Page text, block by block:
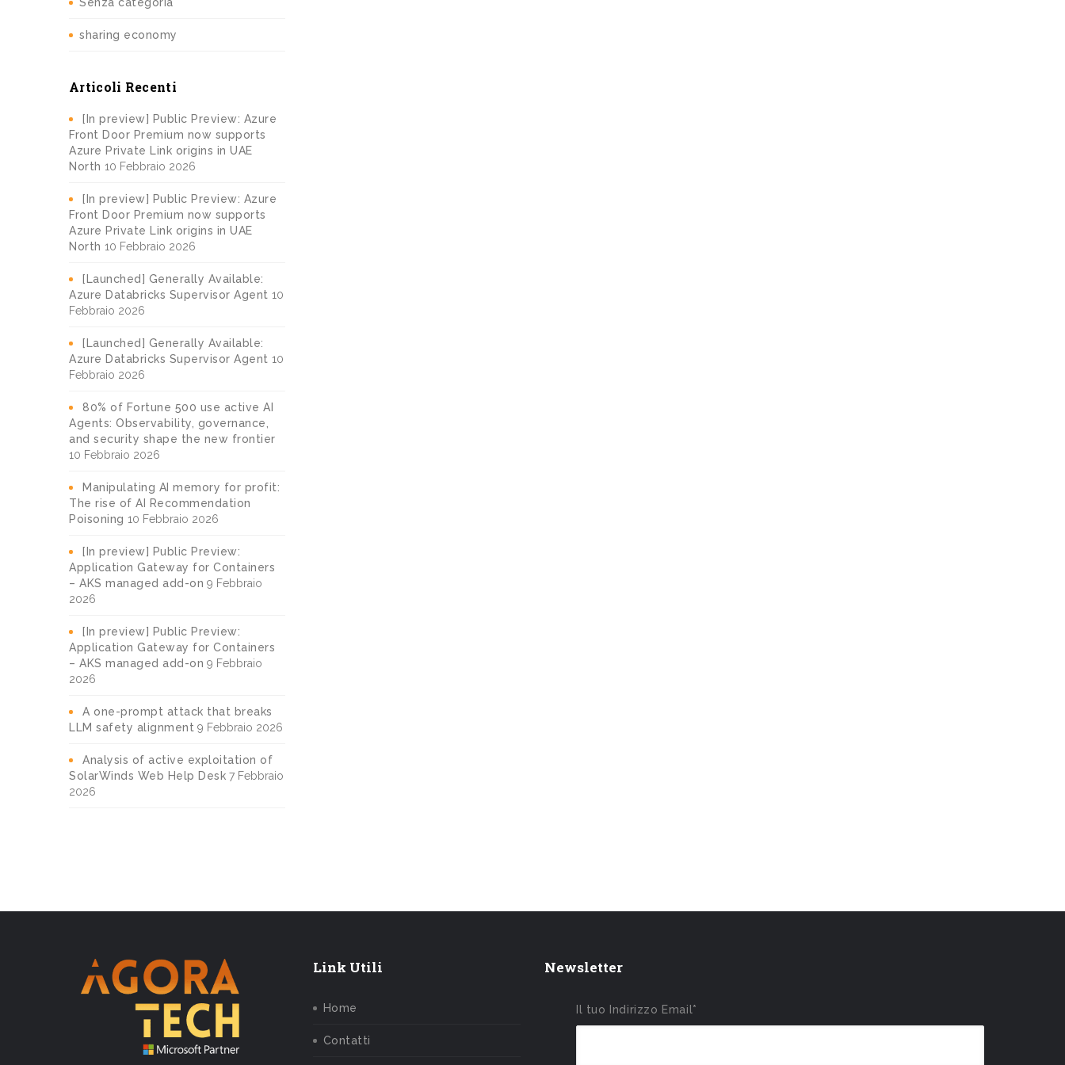
sharing economy
Articoli Recenti
[In preview] Public Preview: Azure
Front Door Premium now supports
Azure Private Link origins in UAE
North 10 Febbraio 2026
[In preview] Public Preview: Azure
Front Door Premium now supports
Azure Private Link origins in UAE
North 10 Febbraio 2026
[Launched] Generally Available:
Azure Databricks Supervisor Agent 10
Febbraio 2026
[Launched] Generally Available:
Azure Databricks Supervisor Agent 10
Febbraio 2026
80% of Fortune 500 use active AI
Agents: Observability, governance,
and security shape the new frontier
10 Febbraio 2026
Manipulating AI memory for profit:
The rise of AI Recommendation
Poisoning 10 Febbraio 2026
[In preview] Public Preview:
Application Gateway for Containers
– AKS managed add-on 9 Febbraio
2026
[In preview] Public Preview:
Application Gateway for Containers
– AKS managed add-on 9 Febbraio
2026
A one-prompt attack that breaks
LLM safety alignment 9 Febbraio 2026
Analysis of active exploitation of
SolarWinds Web Help Desk 7 Febbraio
2026
Link Utili
Home
Contatti
Newsletter
Il tuo Indirizzo Email*